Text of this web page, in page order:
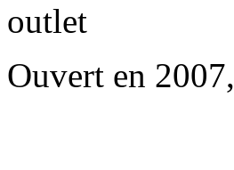
outlet
Ouvert en